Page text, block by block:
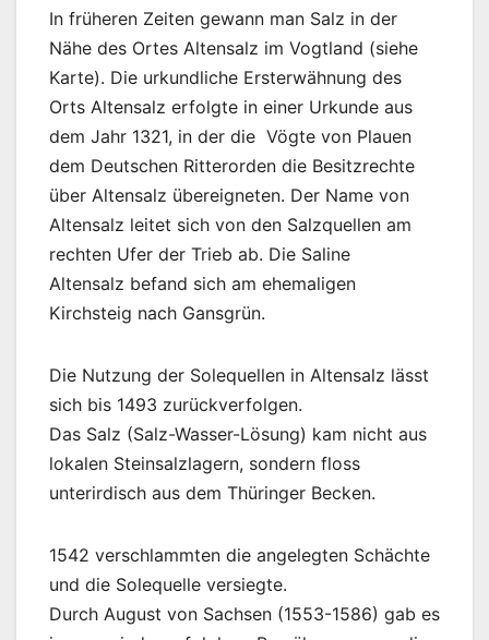
In früheren Zeiten gewann man Salz in der
Nähe des Ortes Altensalz im Vogtland (siehe
Karte). Die urkundliche Ersterwähnung des
Orts Altensalz erfolgte in einer Urkunde aus
dem Jahr 1321, in der die Vögte von Plauen
dem Deutschen Ritterorden die Besitzrechte
über Altensalz übereigneten. Der Name von
Altensalz leitet sich von den Salzquellen am
rechten Ufer der Trieb ab. Die Saline
Altensalz befand sich am ehemaligen
Kirchsteig nach Gansgrün.
Die Nutzung der Solequellen in Altensalz lässt
sich bis 1493 zurückverfolgen.
Das Salz (Salz-Wasser-Lösung) kam nicht aus
lokalen Steinsalzlagern, sondern floss
unterirdisch aus dem Thüringer Becken.
1542 verschlammten die angelegten Schächte
und die Solequelle versiegte.
Durch August von Sachsen (1553-1586) gab es